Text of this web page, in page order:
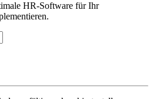
HR-Software für Ihr